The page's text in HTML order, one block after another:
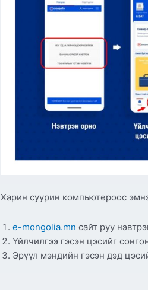
Харин суурин компьютероос
e-mongolia.mn сайт руу
Үйлчилгээ гэсэн цэсийг
Эрүүл мэндийн гэсэн дэд